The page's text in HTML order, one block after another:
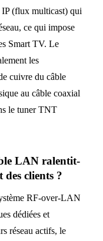
IP (flux multicast) qui
ce qui impose
Smart TV. Le
les
cuivre du câble
au câble coaxial
le tuner TNT
LAN ralentit-
clients ?
RF-over-LAN
dédiées et
réseau actifs, le